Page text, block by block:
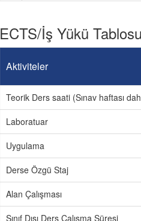
ECTS/İş Yükü Tablosu
Aktiviteler
Teorik Ders saati (Sınav haftası
Laboratuar
Uygulama
Derse Özgü Staj
Alan Çalışması
Sınıf Dışı Ders Çalışma Süresi